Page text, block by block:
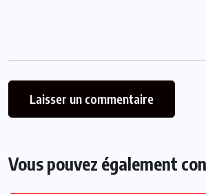
Vous pouvez également